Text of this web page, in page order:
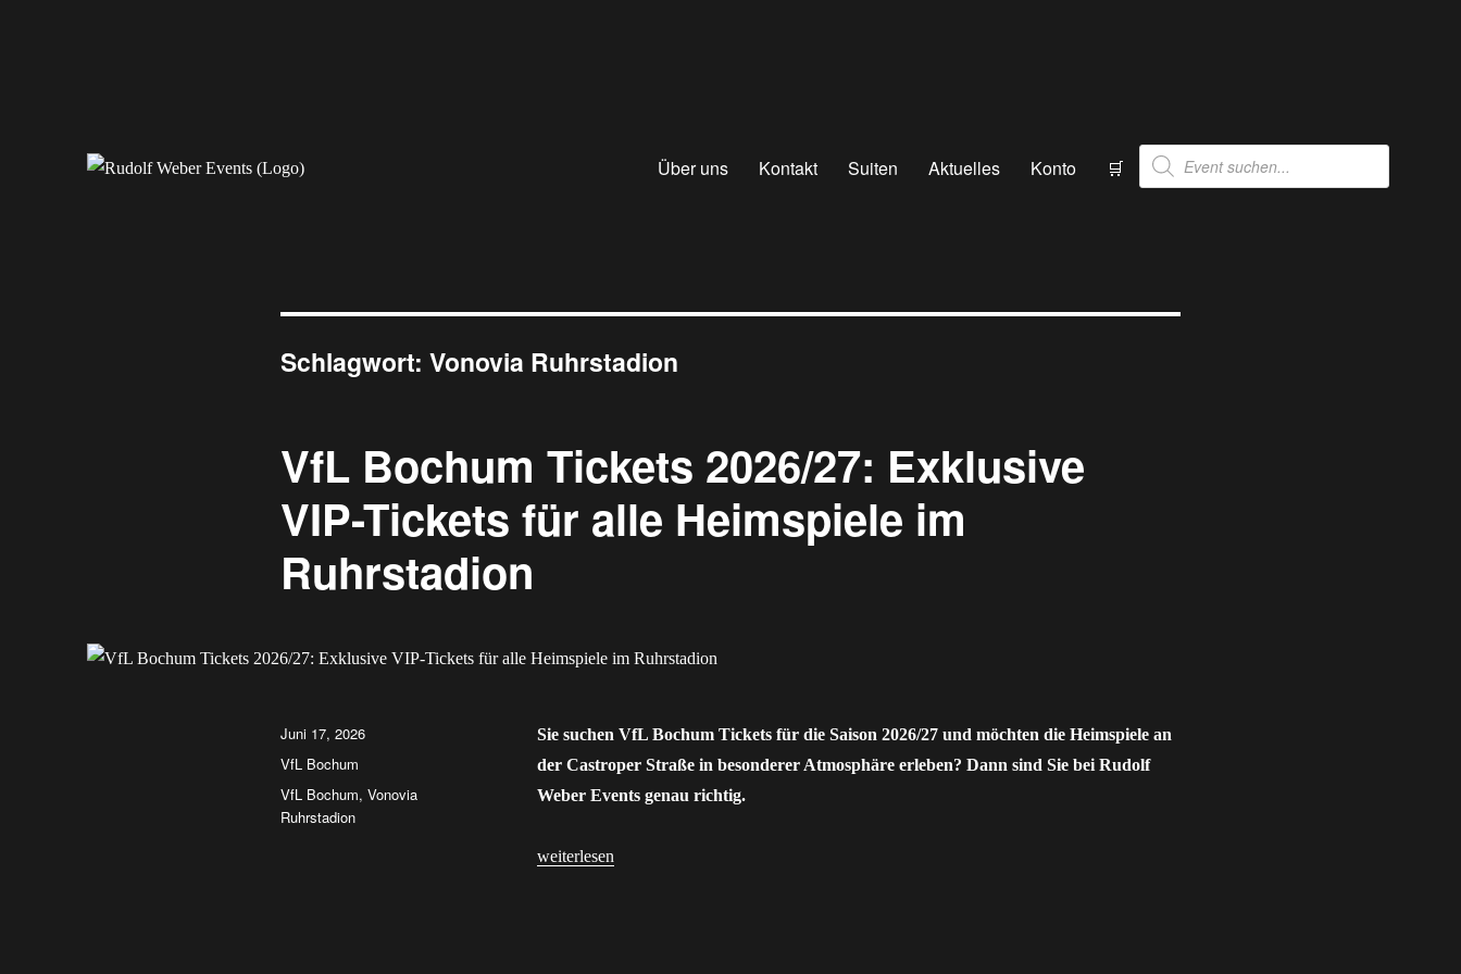
Über uns Kontakt Suiten Aktuelles Konto 🛒
Products
search
Schlagwort: Vonovia Ruhrstadion
VfL Bochum Tickets 2026/27: Exklusive
VIP-Tickets für alle Heimspiele im
Ruhrstadion
Sie suchen VfL Bochum Tickets für die Saison 2026/27 und möchten die Heimspiele an
der Castroper Straße in besonderer Atmosphäre erleben? Dann sind Sie bei Rudolf
Weber Events genau richtig.
„VfL Bochum Tickets 2026/27: Exklusive VIP-Tickets für alle Heimspiele im Ruhrstadion“
weiterlesen
Veröffentlicht
am
Juni 17, 2026
Kategorien
VfL Bochum
Schlagwörter
VfL Bochum, Vonovia
Ruhrstadion